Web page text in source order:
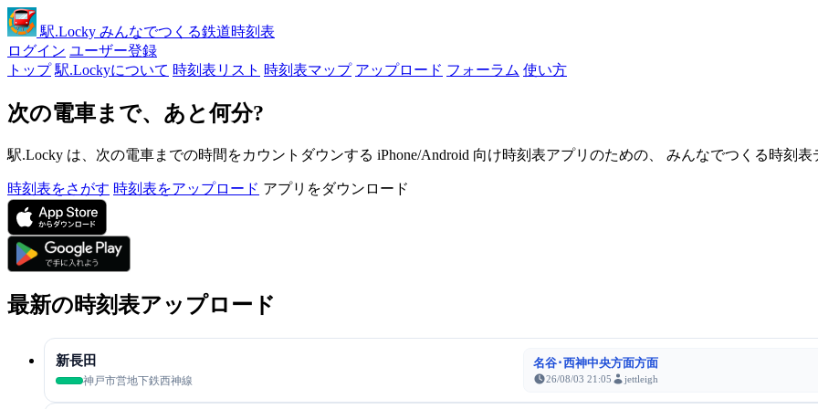
駅.Locky みんなでつくる鉄道時刻表
ログイン ユーザー登録
トップ 駅.Lockyについて 時刻表リスト 時刻表マップ アップロード フォーラム 使い方
次の電車まで、あと何分?
駅.Locky は、次の電車までの時間をカウントダウンする iPhone/Android 向け時刻表アプリのための、 みんなでつくる時刻表
時刻表をさがす 時刻表をアップロード アプリをダウンロード
最新の時刻表アップロード
新長田
神戸市営地下鉄西神線
名谷･西神中央方面方面
26/08/03 21:05 jettleigh